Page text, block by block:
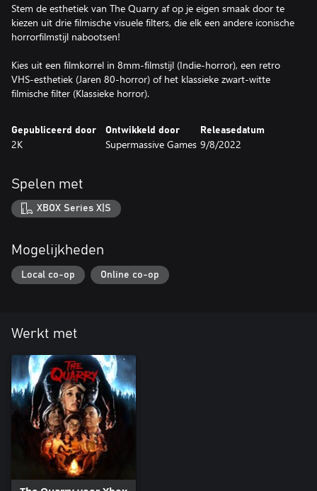
Stem de esthetiek van The Quarry af op je eigen smaak door te
kiezen uit drie filmische visuele filters, die elk een andere iconische
horrorfilmstijl nabootsen!
Kies uit een filmkorrel in 8mm-filmstijl (Indie-horror), een retro
VHS-esthetiek (Jaren 80-horror) of het klassieke zwart-witte
filmische filter (Klassieke horror).
Gepubliceerd door
2K
Ontwikkeld door
Supermassive Games
Releasedatum
9/8/2022
Spelen met
XBOX Series X|S
Mogelijkheden
Local co-op Online co-op
Werkt met